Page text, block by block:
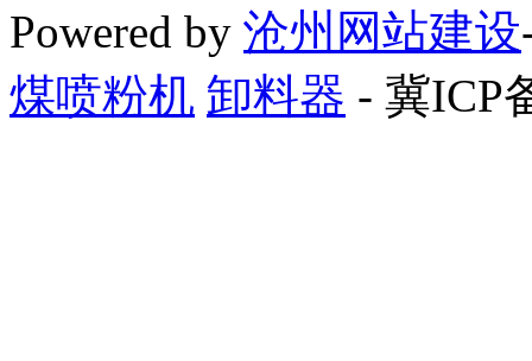
Powered by 沧州网站建设
煤喷粉机 卸料器 - 冀ICP